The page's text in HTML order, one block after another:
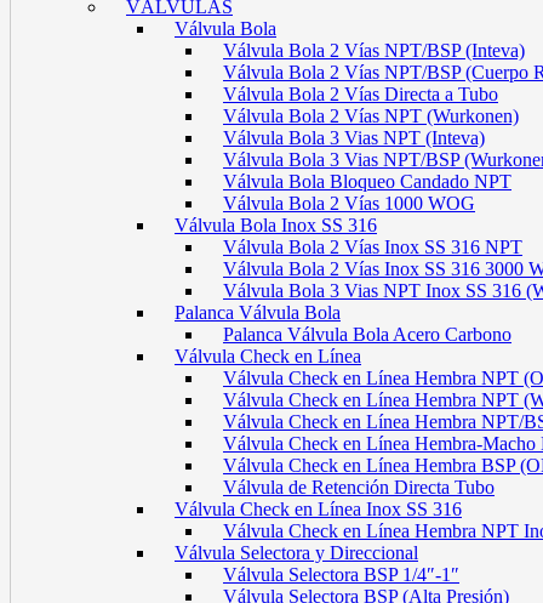
VÁLVULAS
Válvula Bola
Válvula Bola 2 Vías NPT/BSP (Inteva)
Válvula Bola 2 Vías NPT/BSP (Cuerpo
Válvula Bola 2 Vías Directa a Tubo
Válvula Bola 2 Vías NPT (Wurkonen)
Válvula Bola 3 Vias NPT (Inteva)
Válvula Bola 3 Vias NPT/BSP
Válvula Bola Bloqueo Candado NPT
Válvula Bola 2 Vías 1000 WOG
Válvula Bola Inox SS 316
Válvula Bola 2 Vías Inox SS 316 NPT
Válvula Bola 2 Vías Inox SS 316 3000
Válvula Bola 3 Vias NPT Inox SS 316
Palanca Válvula Bola
Palanca Válvula Bola Acero Carbono
Válvula Check en Línea
Válvula Check en Línea Hembra NPT
Válvula Check en Línea Hembra NPT
Válvula Check en Línea Hembra NPT/
Válvula Check en Línea Hembra-Macho
Válvula Check en Línea Hembra BSP
Válvula de Retención Directa Tubo
Válvula Check en Línea Inox SS 316
Válvula Check en Línea Hembra NPT
Válvula Selectora y Direccional
Válvula Selectora BSP 1/4″-1″
Válvula Selectora BSP (Alta Presión)